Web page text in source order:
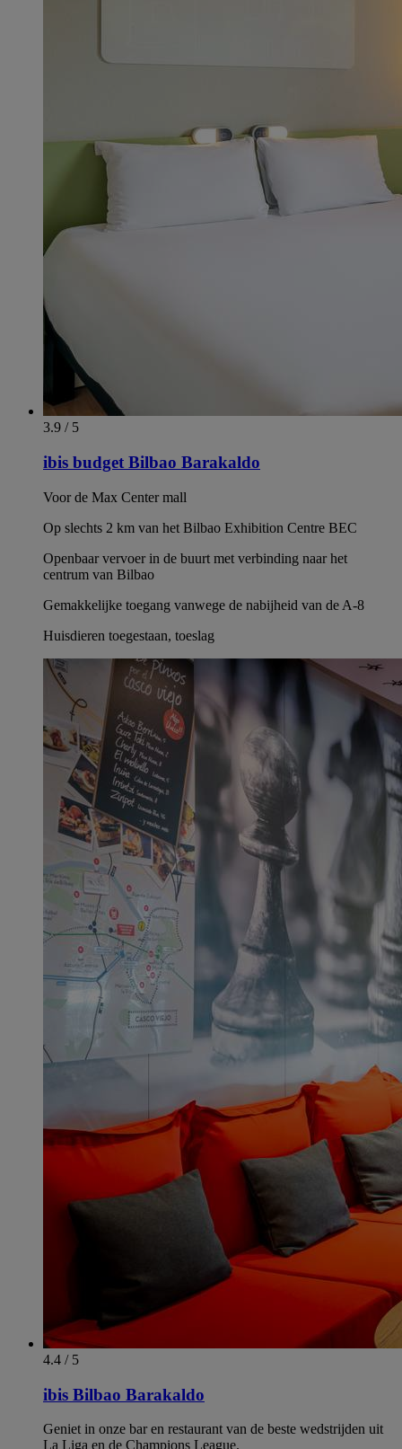
3.9 / 5
ibis budget Bilbao Barakaldo
Voor de Max Center mall
Op slechts 2 km van het Bilbao Exhibition Centre BEC
Openbaar vervoer in de buurt met verbinding naar het
centrum van Bilbao
Gemakkelijke toegang vanwege de nabijheid van de A-8
Huisdieren toegestaan, toeslag
4.4 / 5
ibis Bilbao Barakaldo
Geniet in onze bar en restaurant van de beste wedstrijden uit
La Liga en de Champions League.